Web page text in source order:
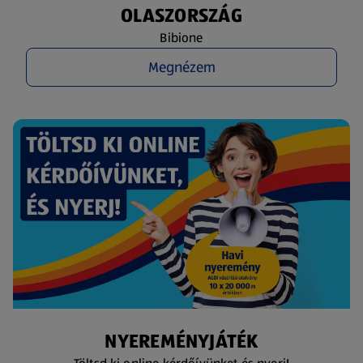
OLASZORSZÁG
Bibione
Megnézem
NYEREMÉNYJÁTÉK